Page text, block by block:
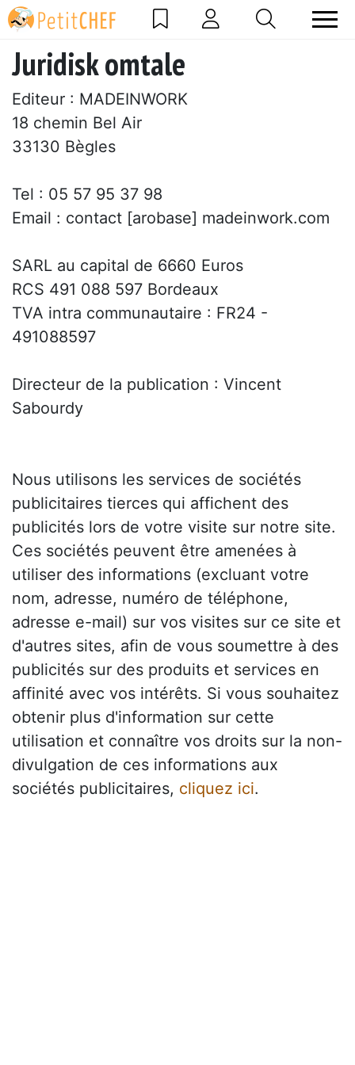
Juridisk omtale
Editeur : MADEINWORK
18 chemin Bel Air
33130 Bègles
Tel : 05 57 95 37 98
Email : contact [arobase] madeinwork.com
SARL au capital de 6660 Euros
RCS 491 088 597 Bordeaux
TVA intra communautaire : FR24 -
491088597
Directeur de la publication : Vincent
Sabourdy
Nous utilisons les services de sociétés
publicitaires tierces qui affichent des
publicités lors de votre visite sur notre site.
Ces sociétés peuvent être amenées à
utiliser des informations (excluant votre
nom, adresse, numéro de téléphone,
adresse e-mail) sur vos visites sur ce site et
d'autres sites, afin de vous soumettre à des
publicités sur des produits et services en
affinité avec vos intérêts. Si vous souhaitez
obtenir plus d'information sur cette
utilisation et connaître vos droits sur la non-
divulgation de ces informations aux
sociétés publicitaires, cliquez ici.